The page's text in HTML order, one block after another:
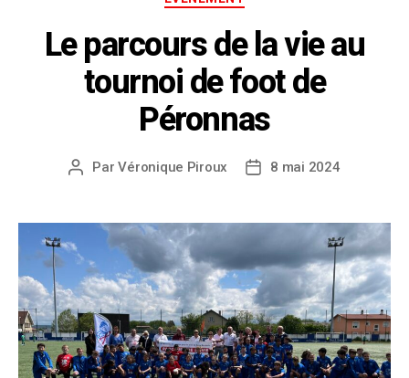
Le parcours de la vie au
tournoi de foot de
Péronnas
ParVéronique Piroux 8 mai 2024